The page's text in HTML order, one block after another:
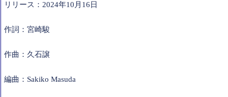
リリース：2024年10月16日
作詞：宮崎駿
作曲：久石譲
編曲：Sakiko Masuda